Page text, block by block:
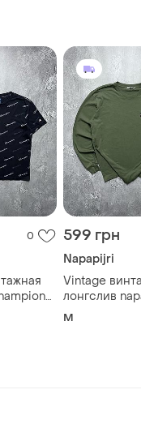
0
logo
599 грн
Napapijri
Vintage
лонгслив
напапири big
M